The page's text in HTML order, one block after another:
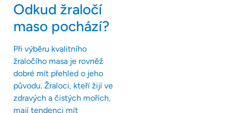
Odkud žraločí
maso pochází?
Při výběru kvalitního
žraločího masa je rovněž
dobré mít přehled o jeho
původu. Žraloci, kteří žijí ve
zdravých a čistých mořích,
mají tendenci mít